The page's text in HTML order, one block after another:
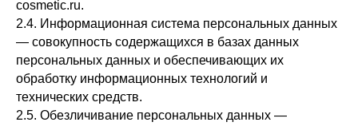
cosmetic.ru.
2.4. Информационная система персональных данных
— совокупность содержащихся в базах данных
персональных данных и обеспечивающих их
обработку информационных технологий и
технических средств.
2.5. Обезличивание персональных данных —